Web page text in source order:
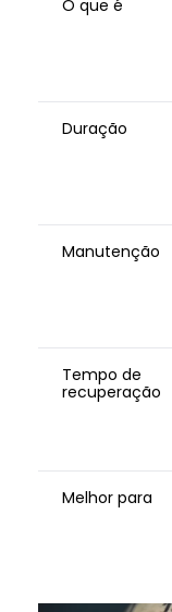
O que é
Duração
Manutenção
Tempo de
recuperação
Melhor para